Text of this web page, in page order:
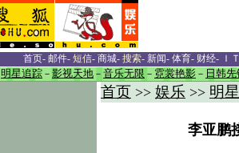
首页- 邮件- 短信- 商城- 搜索- 新闻- 体育- 财经- Ｉ
明星追踪 － 影视天地 － 音乐无限 － 霓裳艳影 － 日韩先
首页 >> 娱乐 >> 明
李亚鹏